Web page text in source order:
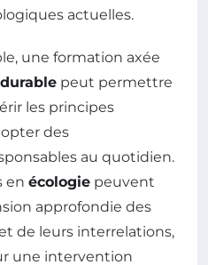
actuelles.
une formation axée
peut permettre
les principes
des
au quotidien.
en écologie peuvent
approfondie des
de leurs interrelations,
une intervention